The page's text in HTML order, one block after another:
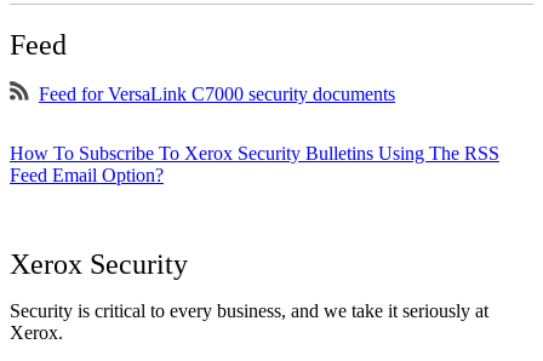
Feed
Feed for VersaLink C7000 security documents
How To Subscribe To Xerox Security Bulletins Using The RSS
Feed Email Option?
Xerox Security
Security is critical to every business, and we take it seriously at
Xerox.